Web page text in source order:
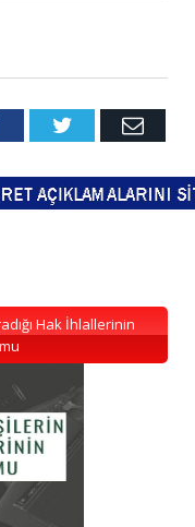
Twitter Email
Hak İhlallerinin